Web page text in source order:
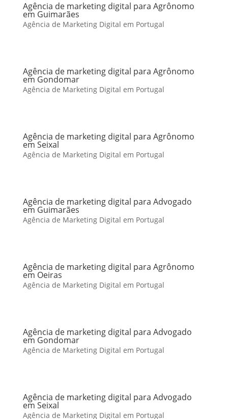
Agência de marketing digital para Agrônomo
em Guimarães
Agência de Marketing Digital em Portugal
Agência de marketing digital para Agrônomo
em Gondomar
Agência de Marketing Digital em Portugal
Agência de marketing digital para Agrônomo
em Seixal
Agência de Marketing Digital em Portugal
Agência de marketing digital para Advogado
em Guimarães
Agência de Marketing Digital em Portugal
Agência de marketing digital para Agrônomo
em Oeiras
Agência de Marketing Digital em Portugal
Agência de marketing digital para Advogado
em Gondomar
Agência de Marketing Digital em Portugal
Agência de marketing digital para Advogado
em Seixal
Agência de Marketing Digital em Portugal